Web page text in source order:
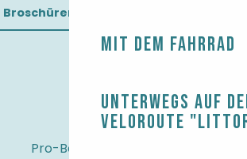
Mit dem Fahrrad
Unterwegs auf
Veloroute
Broschüren herunterladen
Pro-Bereich